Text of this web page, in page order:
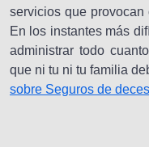
servicios que
En los instantes más
administrar todo
que ni tu ni tu familia
sobre Seguros de